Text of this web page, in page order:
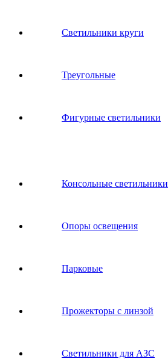
Светильники круги
Треугольные
Фигурные светильники
Консольные светильники
Опоры освещения
Парковые
Прожекторы с линзой
Светильники для АЗС